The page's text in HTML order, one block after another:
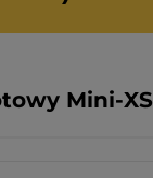
Mini-XS